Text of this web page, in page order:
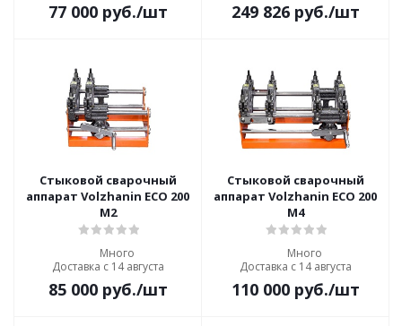
77 000руб./шт 249 826руб./шт
Стыковой сварочный
аппарат Volzhanin ECO 200
M2
Много
Доставка с 14 августа
85 000руб./шт
Стыковой сварочный
аппарат Volzhanin ECO 200
M4
Много
Доставка с 14 августа
110 000руб./шт